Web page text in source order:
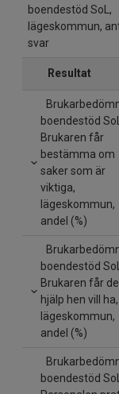
boendestöd SoL,
lägeskommun,
svar
Resultat
boendestöd
Brukaren får
bestämma om
saker som är
viktiga,
lägeskommun,
andel (%)
boendestöd
Brukaren får
hjälp hen vill ha,
lägeskommun,
andel (%)
boendestöd